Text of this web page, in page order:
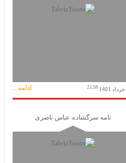
21:58 ادامه...
نامه سرگشاده عباس ناصری